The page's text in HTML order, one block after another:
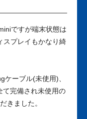
ですが端末状態は
スプレイもかなり綺
ーブル(未使用)、
て完備され未使用の
きました。